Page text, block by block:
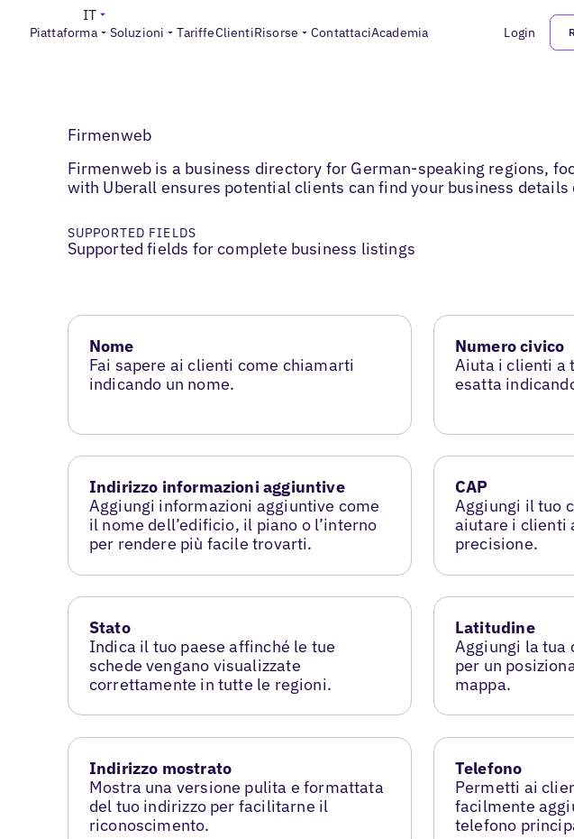
Piattaforma Soluzioni TariffeClientiRisorse ContattaciAcademia Login
IT
Firmenweb
Firmenweb is a business directory for German-speaking regions,
with Uberall ensures potential clients can find your business details
SUPPORTED FIELDS
Supported fields for complete business listings
Nome
Fai sapere ai clienti come chiamarti
indicando un nome.
Numero civico
Aiuta i clienti a
esatta
Indirizzo informazioni aggiuntive
Aggiungi informazioni aggiuntive come
il nome dell’edificio, il piano o l’interno
per rendere più facile trovarti.
CAP
Aggiungi il tuo
aiutare i clienti
precisione.
Stato
Indica il tuo paese affinché le tue
schede vengano visualizzate
correttamente in tutte le regioni.
Latitudine
Aggiungi la tua
per un
mappa.
Indirizzo mostrato
Mostra una versione pulita e formattata
del tuo indirizzo per facilitarne il
riconoscimento.
Telefono
Permetti ai
facilmente
telefono